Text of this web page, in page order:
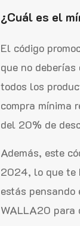
¿Cuál es el
El código
que no
todos los
compra mínima
del 20% de
Además, este
2024, lo que te
estás
WALLA20 para